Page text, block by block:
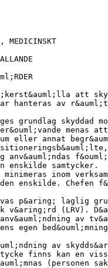
MEDICINSKT
att
hanteras av
grundlag skyddad
menas
annat
enskilde samtycker.
minimeras inom
enskilde. Chefen
p&aring; laglig
v&aring;rd (LRV).
av
egen
av
finns kan en
(personen